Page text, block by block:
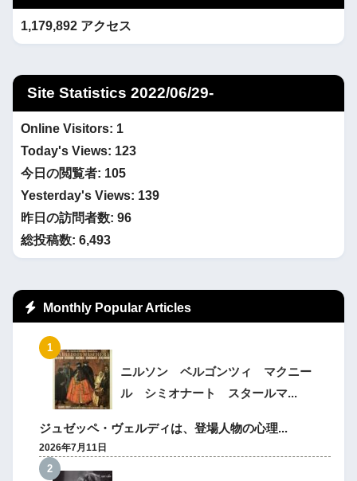
1,179,892 アクセス
Site Statistics 2022/06/29-
Online Visitors: 1
Today's Views: 123
今日の閲覧者: 105
Yesterday's Views: 139
昨日の訪問者数: 96
総投稿数: 6,493
Monthly Popular Articles
ニルソン ベルゴンツィ マクニー
ル シミオナート スタールマ...
ジュゼッペ・ヴェルディは、登場人物の心理...
2026年7月11日